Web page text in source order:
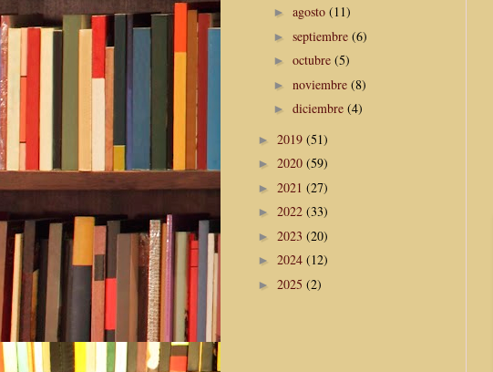
► agosto (11)
► septiembre (6)
► octubre (5)
► noviembre (8)
► diciembre (4)
► 2019 (51)
► 2020 (59)
► 2021 (27)
► 2022 (33)
► 2023 (20)
► 2024 (12)
► 2025 (2)